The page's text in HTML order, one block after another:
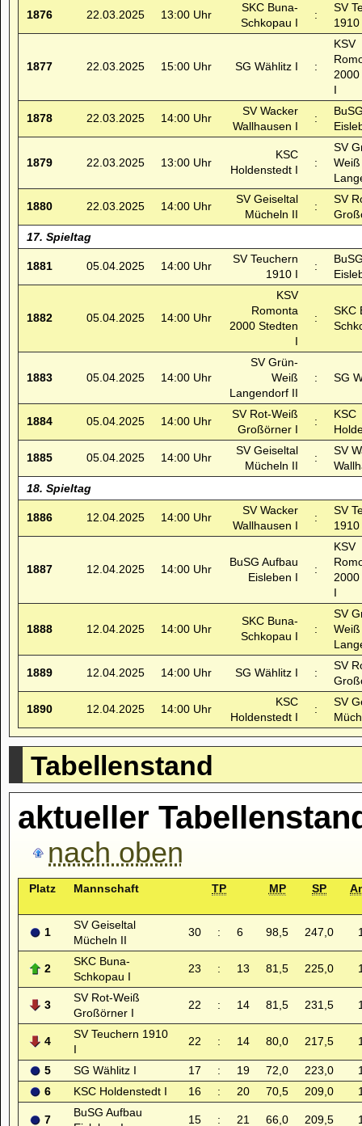
1876 22.03.2025 13:00 Uhr
SKC Buna-
Schkopau I
:
SV
1910
1877 22.03.2025 15:00 Uhr SG Wählitz I :
KSV
I
1878 22.03.2025 14:00 Uhr
SV Wacker
Wallhausen I
:
1879 22.03.2025 13:00 Uhr
KSC
Holdenstedt I
:
SV
Weiß
1880 22.03.2025 14:00 Uhr
SV Geiseltal
Mücheln II
:
SV
17. Spieltag
1881 05.04.2025 14:00 Uhr
SV Teuchern
1910 I
:
1882 05.04.2025 14:00 Uhr
KSV
Romonta
2000 Stedten
I
:
SKC
1883 05.04.2025 14:00 Uhr
SV Grün-
Weiß
Langendorf II
: SG
1884 05.04.2025 14:00 Uhr
SV Rot-Weiß
Großörner I
:
KSC
1885 05.04.2025 14:00 Uhr
SV Geiseltal
Mücheln II
:
SV
18. Spieltag
1886 12.04.2025 14:00 Uhr
SV Wacker
Wallhausen I
:
SV
1910
1887 12.04.2025 14:00 Uhr
BuSG Aufbau
Eisleben I
:
KSV
I
1888 12.04.2025 14:00 Uhr
SKC Buna-
Schkopau I
:
SV
Weiß
1889 12.04.2025 14:00 Uhr SG Wählitz I :
SV
1890 12.04.2025 14:00 Uhr
KSC
Holdenstedt I
:
SV
Tabellenstand
aktueller
nach oben
Platz Mannschaft TP MP SP
1
SV Geiseltal
Mücheln II
30 : 6 98,5 247,0
2
SKC Buna-
Schkopau I
23 : 13 81,5 225,0
3
SV Rot-Weiß
Großörner I
22 : 14 81,5 231,5
4
SV Teuchern 1910
I
22 : 14 80,0 217,5
5 SG Wählitz I 17 : 19 72,0 223,0
6
KSC Holdenstedt I 16 : 20 70,5 209,0
7
BuSG Aufbau
15 : 21 66,0 209,5